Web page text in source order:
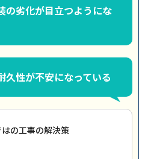
の劣化が目立つようにな
久性が不安になっている
の工事の解決策